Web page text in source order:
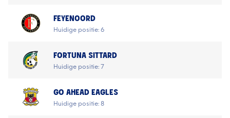
FEYENOORD
Huidige positie: 6
FORTUNA SITTARD
Huidige positie: 7
GO AHEAD EAGLES
Huidige positie: 8